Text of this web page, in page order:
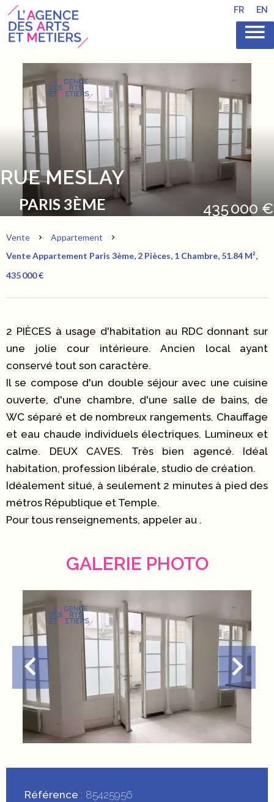
FR EN
RUE MESLAY
PARIS 3ÈME 435 000 €
Vente
Appartement
Vente Appartement Paris 3ème, 2 Pièces, 1 Chambre, 51.84 M²,
435 000 €
2 PIÈCES à usage d'habitation au RDC donnant sur
une jolie cour intérieure. Ancien local ayant
conservé tout son caractère.
Il se compose d'un double séjour avec une cuisine
ouverte, d'une chambre, d'une salle de bains, de
WC séparé et de nombreux rangements. Chauffage
et eau chaude individuels électriques. Lumineux et
calme. DEUX CAVES. Très bien agencé. Idéal
habitation, profession libérale, studio de création.
Idéalement situé, à seulement 2 minutes à pied des
métros République et Temple.
Pour tous renseignements, appeler au .
GALERIE PHOTO
Référence
85425956